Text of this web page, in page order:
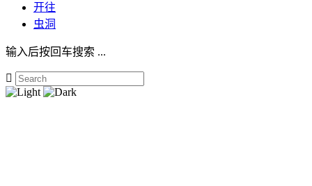
开往
虫洞
输入后按回车搜索 ...
